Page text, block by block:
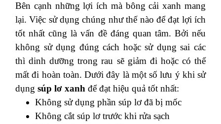
Bên cạnh những lợi ích mà bông cải xanh mang
lại. Việc sử dụng chúng như thế nào để đạt lợi ích
tốt nhất cũng là vấn đề đáng quan tâm. Bởi nếu
không sử dụng đúng cách hoặc sử dụng sai các
thì dinh dưỡng trong rau sẽ giảm đi hoặc có thể
mất đi hoàn toàn. Dưới đây là một số lưu ý khi sử
dụng súp lơ xanh để đạt hiệu quả tốt nhất:
Không sử dụng phần súp lơ đã bị mốc
Không cắt súp lơ trước khi rửa sạch